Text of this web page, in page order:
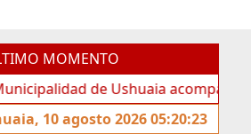
MOMENTO
de Ushuaia acompañó los
10 agosto 2026 05:20:23